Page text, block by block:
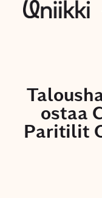
ostaa
Paritilit